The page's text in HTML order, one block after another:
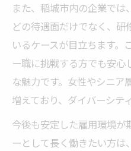
また、稲城市内の企業で
どの待遇面だけでなく、
いるケースが目立ちます。
ー職に挑戦する方でも安心
な魅力です。女性やシニア
増えており、ダイバーシテ
今後も安定した雇用環境が
ーとして長く働きたい方